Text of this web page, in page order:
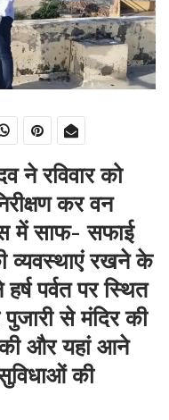
ने रविवार को
कर वन
में साफ- सफाई
व्यवस्थाएं रखने के
पर्वत पर स्थित
से मंदिर की
की और यहां आने
की